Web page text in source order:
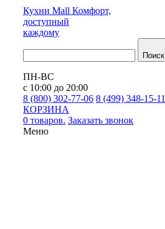
Кухни Mall Комфорт,
доступный
каждому
Поиск
ПН-ВС
с 10:00 до 20:00
8 (800) 302-77-06 8 (499) 348-15-11
КОРЗИНА
0 товаров. Заказать звонок
Меню